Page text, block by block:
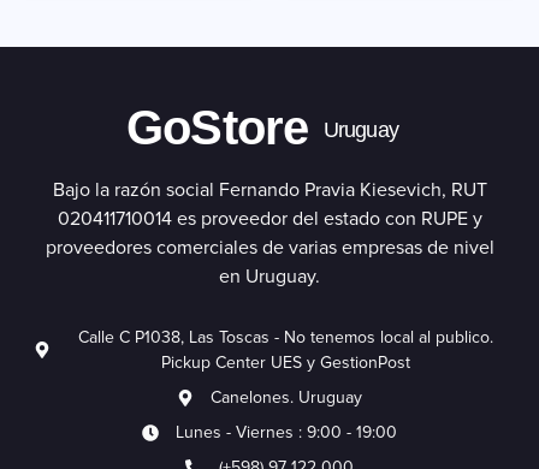
GoStore Uruguay
Bajo la razón social Fernando Pravia Kiesevich, RUT
020411710014 es proveedor del estado con RUPE y
proveedores comerciales de varias empresas de nivel
en Uruguay.
Calle C P1038, Las Toscas - No tenemos local al publico.
Pickup Center UES y GestionPost
Canelones. Uruguay
Lunes - Viernes : 9:00 - 19:00